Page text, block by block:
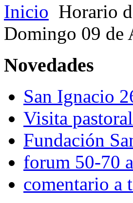
Inicio Horario
Domingo 09 de
Novedades
San Ignacio
Visita
Fundación
forum 50-70
comentario a